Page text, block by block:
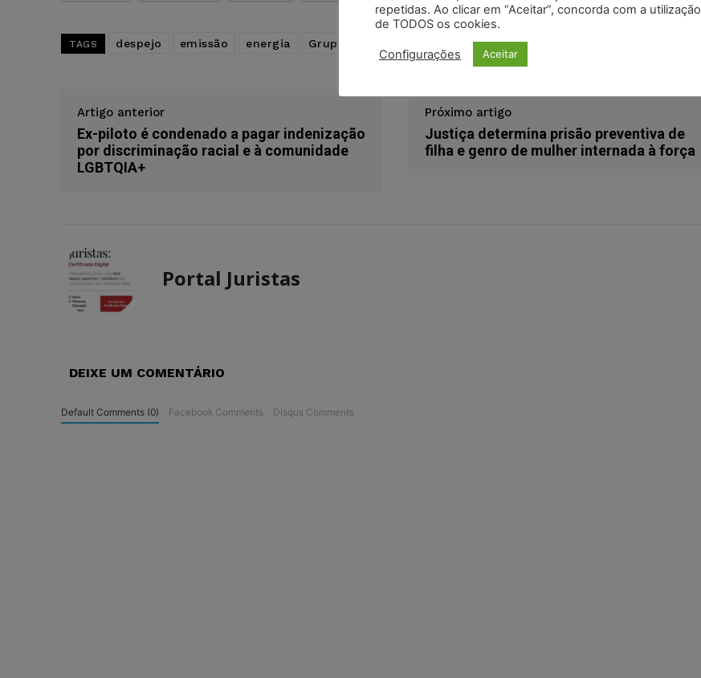
TAGS despejo emissão energia Grupo Americanas
Artigo anterior
Ex-piloto é condenado a pagar indenização
por discriminação racial e à comunidade
LGBTQIA+
Próximo artigo
Justiça determina prisão preventiva de
filha e genro de mulher internada à força
Portal Juristas
DEIXE UM COMENTÁRIO
Default Comments (0) Facebook Comments Disqus Comments
repetidas. Ao clicar em “Aceitar”, concorda com a utilização
de TODOS os cookies.
Configurações Aceitar